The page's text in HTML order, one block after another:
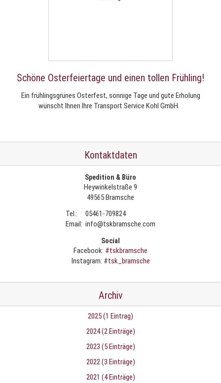
Schöne Osterfeiertage und einen tollen Frühling!
Ein frühlingsgrünes Osterfest, sonnige Tage und gute Erholung
wünscht Ihnen Ihre Transport Service Kohl GmbH.
Kontaktdaten
Spedition & Büro
Heywinkelstraße 9
49565 Bramsche
Tel.:
05461-709824
Email: info@tskbramsche.com
Social
Facebook: #tskbramsche
Instagram: #tsk_bramsche
Archiv
2025 (1 Eintrag)
2024 (2 Einträge)
2023 (5 Einträge)
2022 (3 Einträge)
2021 (4 Einträge)